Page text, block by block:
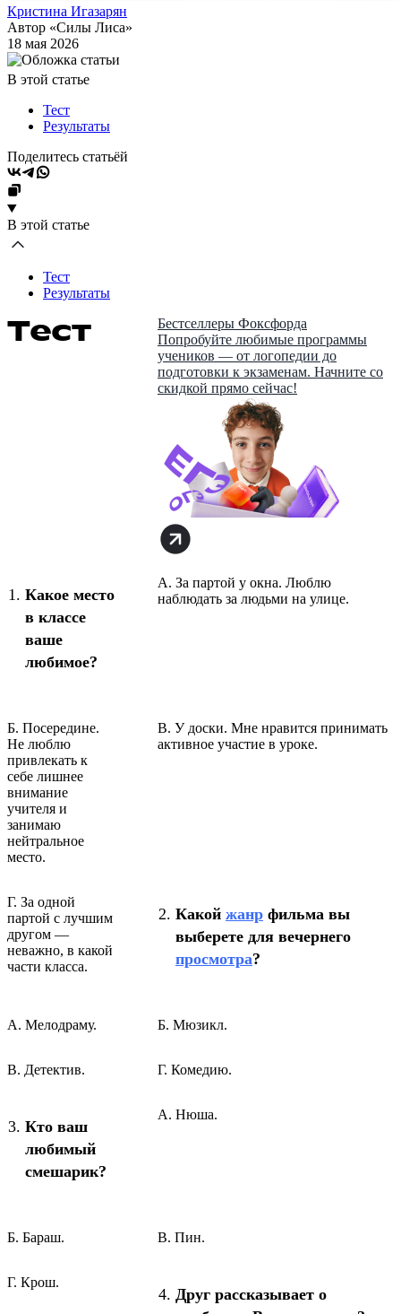
Кристина Игазарян
Автор «Силы Лиса»
18 мая 2026
В этой статье
Тест
Результаты
Поделитесь статьёй
В этой статье
Тест
Результаты
Тест
Бестселлеры Фоксфорда
Попробуйте любимые программы
учеников — от логопедии до
подготовки к экзаменам. Начните со
скидкой прямо сейчас!
Какое место
в классе
ваше
любимое?
А. За партой у окна. Люблю
наблюдать за людьми на улице.
Б. Посередине.
Не люблю
привлекать к
себе лишнее
внимание
учителя и
занимаю
нейтральное
место.
В. У доски. Мне нравится принимать
активное участие в уроке.
Г. За одной
партой с лучшим
другом —
неважно, в какой
части класса.
Какой жанр фильма вы
выберете для вечернего
просмотра?
А. Мелодраму. Б. Мюзикл.
В. Детектив. Г. Комедию.
Кто ваш
любимый
смешарик?
А. Нюша.
Б. Бараш. В. Пин.
Г. Крош.
Друг рассказывает о